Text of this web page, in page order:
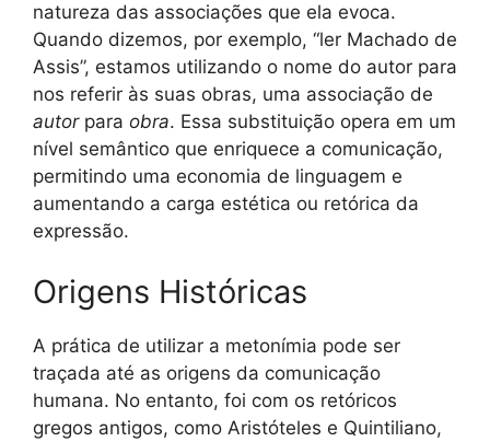
natureza das associações que ela evoca.
Quando dizemos, por exemplo, “ler Machado de
Assis”, estamos utilizando o nome do autor para
nos referir às suas obras, uma associação de
autorpara obra. Essa substituição opera em um
nível semântico que enriquece a comunicação,
permitindo uma economia de linguagem e
aumentando a carga estética ou retórica da
expressão.
Origens Históricas
A prática de utilizar a metonímia pode ser
traçada até as origens da comunicação
humana. No entanto, foi com os retóricos
gregos antigos, como Aristóteles e Quintiliano,